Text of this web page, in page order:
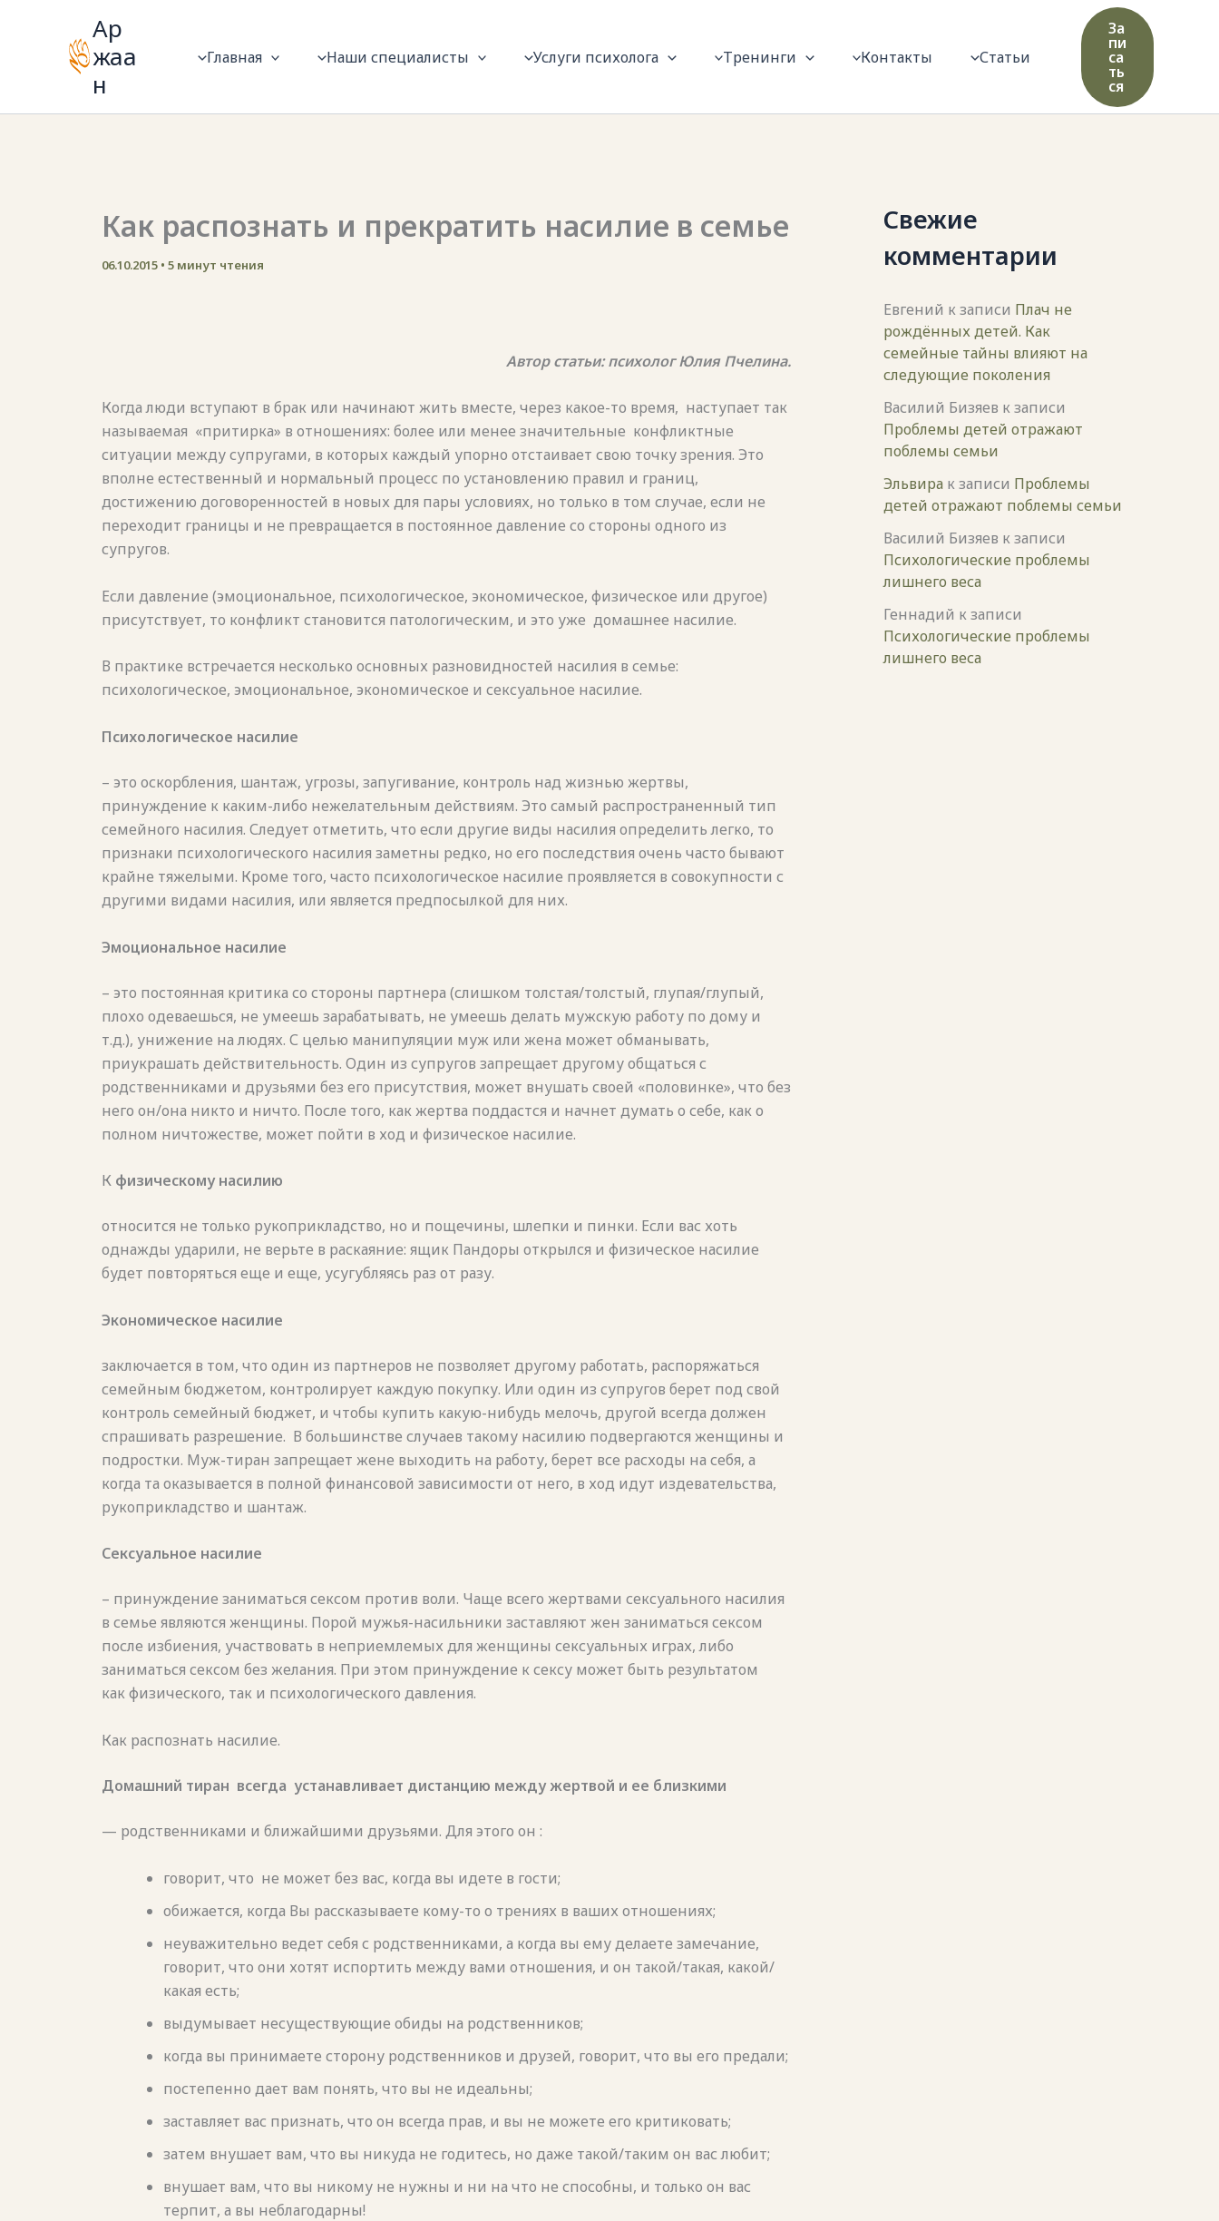
содержимому
Ар
жаа
н
Главная Наши специалисты Услуги психолога Тренинги Контакты Статьи
За
пи
са
ть
ся
Как распознать и прекратить насилие в семье
06.10.2015 • 5 минут чтения
Автор статьи: психолог Юлия Пчелина.
Когда люди вступают в брак или начинают жить вместе, через какое-то время, наступает так
называемая «притирка» в отношениях: более или менее значительные конфликтные
ситуации между супругами, в которых каждый упорно отстаивает свою точку зрения. Это
вполне естественный и нормальный процесс по установлению правил и границ,
достижению договоренностей в новых для пары условиях, но только в том случае, если не
переходит границы и не превращается в постоянное давление со стороны одного из
супругов.
Если давление (эмоциональное, психологическое, экономическое, физическое или другое)
присутствует, то конфликт становится патологическим, и это уже домашнее насилие.
В практике встречается несколько основных разновидностей насилия в семье:
психологическое, эмоциональное, экономическое и сексуальное насилие.
Психологическое насилие
– это оскорбления, шантаж, угрозы, запугивание, контроль над жизнью жертвы,
принуждение к каким-либо нежелательным действиям. Это самый распространенный тип
семейного насилия. Следует отметить, что если другие виды насилия определить легко, то
признаки психологического насилия заметны редко, но его последствия очень часто бывают
крайне тяжелыми. Кроме того, часто психологическое насилие проявляется в совокупности с
другими видами насилия, или является предпосылкой для них.
Эмоциональное насилие
– это постоянная критика со стороны партнера (слишком толстая/толстый, глупая/глупый,
плохо одеваешься, не умеешь зарабатывать, не умеешь делать мужскую работу по дому и
т.д.), унижение на людях. С целью манипуляции муж или жена может обманывать,
приукрашать действительность. Один из супругов запрещает другому общаться с
родственниками и друзьями без его присутствия, может внушать своей «половинке», что без
него он/она никто и ничто. После того, как жертва поддастся и начнет думать о себе, как о
полном ничтожестве, может пойти в ход и физическое насилие.
К физическому насилию
относится не только рукоприкладство, но и пощечины, шлепки и пинки. Если вас хоть
однажды ударили, не верьте в раскаяние: ящик Пандоры открылся и физическое насилие
будет повторяться еще и еще, усугубляясь раз от разу.
Экономическое насилие
заключается в том, что один из партнеров не позволяет другому работать, распоряжаться
семейным бюджетом, контролирует каждую покупку. Или один из супругов берет под свой
контроль семейный бюджет, и чтобы купить какую-нибудь мелочь, другой всегда должен
спрашивать разрешение. В большинстве случаев такому насилию подвергаются женщины и
подростки. Муж-тиран запрещает жене выходить на работу, берет все расходы на себя, а
когда та оказывается в полной финансовой зависимости от него, в ход идут издевательства,
рукоприкладство и шантаж.
Сексуальное насилие
– принуждение заниматься сексом против воли. Чаще всего жертвами сексуального насилия
в семье являются женщины. Порой мужья-насильники заставляют жен заниматься сексом
после избиения, участвовать в неприемлемых для женщины сексуальных играх, либо
заниматься сексом без желания. При этом принуждение к сексу может быть результатом
как физического, так и психологического давления.
Как распознать насилие.
Домашний тиран всегда устанавливает дистанцию между жертвой и ее близкими
— родственниками и ближайшими друзьями. Для этого он :
говорит, что не может без вас, когда вы идете в гости;
обижается, когда Вы рассказываете кому-то о трениях в ваших отношениях;
неуважительно ведет себя с родственниками, а когда вы ему делаете замечание,
говорит, что они хотят испортить между вами отношения, и он такой/такая, какой/
какая есть;
выдумывает несуществующие обиды на родственников;
когда вы принимаете сторону родственников и друзей, говорит, что вы его предали;
постепенно дает вам понять, что вы не идеальны;
заставляет вас признать, что он всегда прав, и вы не можете его критиковать;
затем внушает вам, что вы никуда не годитесь, но даже такой/таким он вас любит;
внушает вам, что вы никому не нужны и ни на что не способны, и только он вас
терпит, а вы неблагодарны!
Свежие
комментарии
Евгений к записи Плач не
рождённых детей. Как
семейные тайны влияют на
следующие поколения
Василий Бизяев к записи
Проблемы детей отражают
поблемы семьи
Эльвира к записи Проблемы
детей отражают поблемы семьи
Василий Бизяев к записи
Психологические проблемы
лишнего веса
Геннадий к записи
Психологические проблемы
лишнего веса